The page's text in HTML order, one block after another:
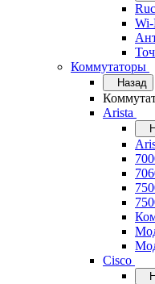
Коммутаторы
Назад
Arista
Cisco